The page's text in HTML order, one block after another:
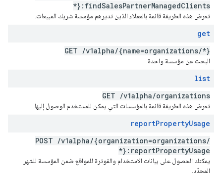
*}:findSalesPartnerManagedClients
تعرض هذه الطريقة قائمة بالعملاء الذين تديرهم مؤسسة شريك المبيعات.
get
GET /v1alpha/{name=organizations/*}
البحث عن مؤسسة واحدة
list
GET /v1alpha/organizations
تعرض هذه الطريقة قائمة بالمؤسسات التي يمكن للمستخدم الوصول إليها.
reportPropertyUsage
POST /v1alpha/{organization=organizations/
*}:reportPropertyUsage
يمكنك الحصول على بيانات الاستخدام والفوترة للمواقع ضمن المؤسسة للشهر
المحدّد.